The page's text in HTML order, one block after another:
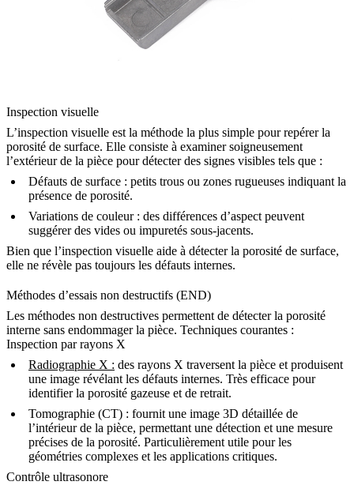
Inspection visuelle
L’inspection visuelle est la méthode la plus simple pour repérer la
porosité de surface. Elle consiste à examiner soigneusement
l’extérieur de la pièce pour détecter des signes visibles tels que :
Défauts de surface : petits trous ou zones rugueuses indiquant la
présence de porosité.
Variations de couleur: des différences d’aspect peuvent
suggérer des vides ou impuretés sous-jacents.
Bien que l’inspection visuelle aide à détecter la porosité de surface,
elle ne révèle pas toujours les défauts internes.
Méthodes d’essais non destructifs (END)
Les méthodes non destructives permettent de détecter la porosité
interne sans endommager la pièce. Techniques courantes :
Inspection par rayons X
Radiographie X : des rayons X traversent la pièce et produisent
une image révélant les défauts internes. Très efficace pour
identifier la porosité gazeuse et de retrait.
Tomographie (CT) : fournit une image 3D détaillée de
l’intérieur de la pièce, permettant une détection et une mesure
précises de la porosité. Particulièrement utile pour les
géométries complexes et les applications critiques.
Contrôle ultrasonore